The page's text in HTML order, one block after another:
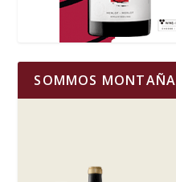
SOMMOS MONTAÑA